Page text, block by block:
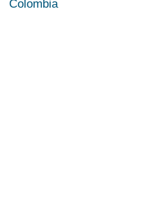
Colombia